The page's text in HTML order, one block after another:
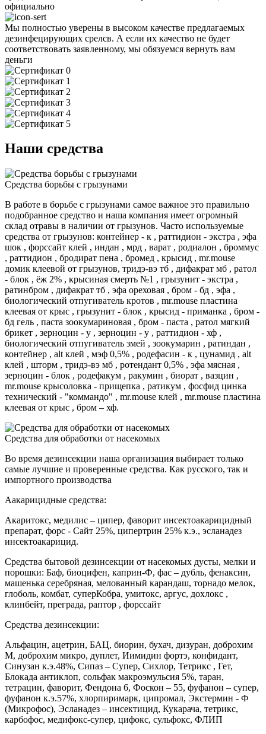
официально
Мы полностью уверены в высоком качестве предлагаемых
дезинфецирующих срелсв. А если их качество не будет
соответствовать заявленному, мы обязуемся вернуть вам
деньги
Наши средства
Средства борьбы с грызунами
В работе в борьбе с грызунами самое важное это правильно
подобранное средство и наша компания имеет огромный
склад отравы в наличии от грызунов. Часто используемые
средства от грызунов: контейнер - к , раттидион - экстра , эфа
шок , форссайт клей , индан , мрд , варат , родиалон , броммус
, раттидион , бродират пена , бромед , крысид , mr.mouse
домик клеевой от грызунов, тридэ-вэ тб , дифакрат мб , ратол
- блок , ёж 2% , крысиная смерть №1 , грызунит - экстра ,
ратинбром , дифакрат тб , эфа ореховая , бром - бд , эфа ,
биологический отпугиватель кротов , mr.mouse пластина
клеевая от крыс , грызунит - блок , крысид - приманка , бром -
бд гель , паста зоокумариновая , бром - паста , ратол мягкий
брикет , зерноцин - у , зерноцин - у , раттидион - хф ,
биологический отпугиватель змей , зоокумарин , ратиндан ,
контейнер , alt клей , мэф 0,5% , родефасин - к , цунамид , alt
клей , шторм , тридэ-вэ мб , ротендант 0,5% , эфа мясная ,
зерноцин - блок , родефакум , ракумин , биорат , вазцин ,
mr.mouse крысоловка - прищепка , ратикум , фосфид цинка
технический - "коммандо" , mr.mouse клей , mr.mouse пластина
клеевая от крыс , бром – хф.
Средства для обработки от насекомых
Во время дезинсекции наша организация выбирает только
самые лучшие и проверенные средства. Как русского, так и
импортного производства
Аакарицидные средства:
Акаритокс, медилис – ципер, фаворит инсектоакарицидный
препарат, форс - Сайт 25%, ципертрин 25% к.э., эсланадез
инсектоакарицид.
Средства бытовой дезинсекции от насекомых дусты, мелки и
порошки: Баф, биоцифен, каприн-Ф, фас – дубль, фенаксин,
машенька серебряная, мелованный карандаш, торнадо мелок,
глоболь, комбат, суперКобра, умитокс, аргус, дохлокс ,
клинбейт, преграда, раптор , форссайт
Средства дезинсекции:
Альфацин, ацетрин, БАЦ, биорин, бухач, дизуран, доброхим
М, доброхим микро, дуплет, Иимидин фортэ, конфидант,
Синузан к.э.48%, Сипаз – Супер, Сихлор, Тетрикс , Гет,
Блокада антиклоп, сольфак макроэмульсия 5%, таран,
тетрацин, фаворит, Фендона 6, Фоскон – 55, фуфанон – супер,
фуфанон к.э.57%, хлорпиримарк, ципромал, Экстермин - Ф
(Микрофос), Эсланадез – инсектицид, Кукарача, тетрикс,
карбофос, медифокс-супер, цифокс, сульфокс, ФЛИП